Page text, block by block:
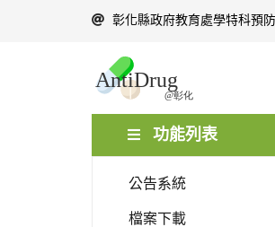
彰化縣政府教育處學特科預
功能列表
公告系統
檔案下載